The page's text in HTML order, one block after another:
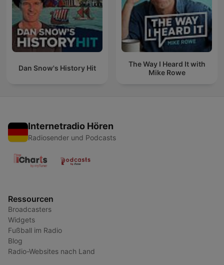
Dan Snow's History Hit
The Way I Heard It with
Mike Rowe
Internetradio Hören
Radiosender und Podcasts
Ressourcen
Broadcasters
Widgets
Fußball im Radio
Blog
Radio-Websites nach Land